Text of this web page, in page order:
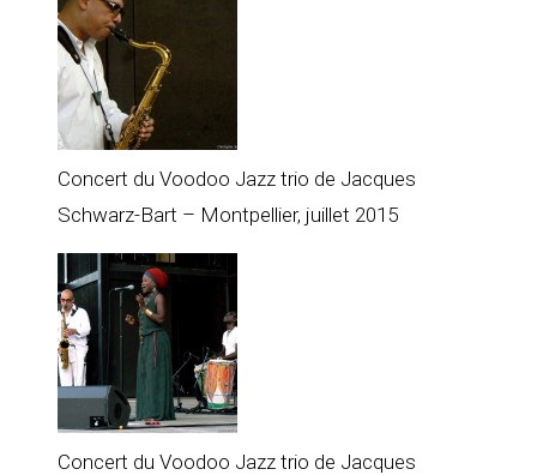
Concert du Voodoo Jazz trio de Jacques
Schwarz-Bart – Montpellier, juillet 2015
Concert du Voodoo Jazz trio de Jacques